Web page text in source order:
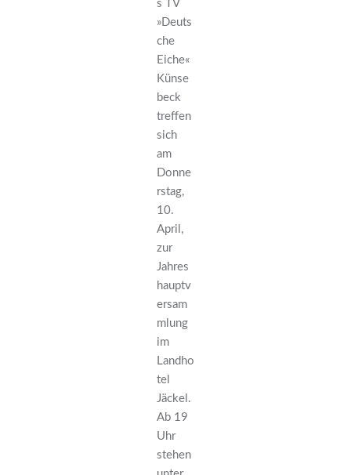
s TV
»Deuts
che
Eiche«
Künse
beck
treffen
sich
am
Donne
rstag,
10.
April,
zur
Jahres
hauptv
ersam
mlung
im
Landho
tel
Jäckel.
Ab 19
Uhr
stehen